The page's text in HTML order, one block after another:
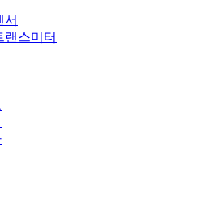
서
랜스미터